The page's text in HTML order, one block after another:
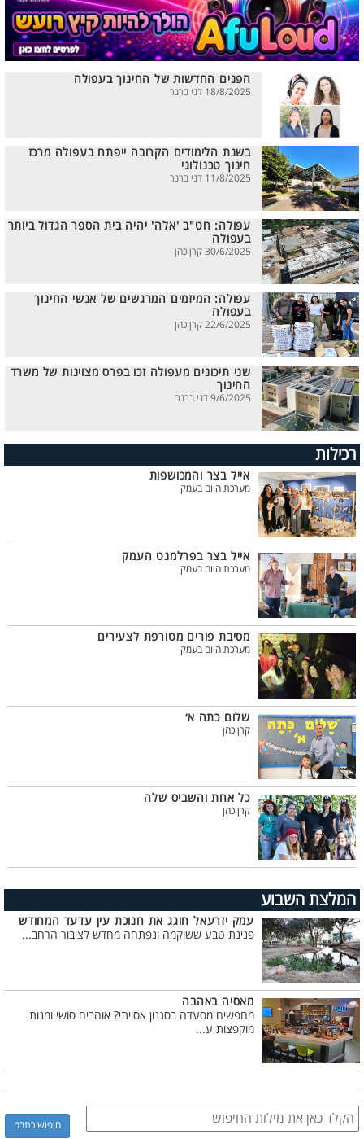
הפנים החדשות של החינוך בעפולה
18/8/2025 דני ברנר
בשנת הלימודים הקרובה ייפתח בעפולה מרכז
חינוך טכנולוגי
11/8/2025 דני ברנר
עפולה: חט"ב 'אלה' יהיה בית הספר הגדול ביותר
בעפולה
30/6/2025 קרן כהן
עפולה: המיזמים המרגשים של אנשי החינוך
בעפולה
22/6/2025 קרן כהן
שני תיכונים מעפולה זכו בפרס מצוינות של משרד
החינוך
9/6/2025 דני ברנר
רכילות
אייל בצר והמכושפות
מערכת היום בעמק
אייל בצר בפרלמנט העמק
מערכת היום בעמק
מסיבת פורים מטורפת לצעירים
מערכת היום בעמק
שלום כתה א׳
קרן כהן
כל אחת והשביס שלה
קרן כהן
המלצת השבוע
עמק יזרעאל חוגג את חנוכת עין עדעד המחודש
פנינת טבע ששוקמה ונפתחה מחדש לציבור הרחב...
מאסיה באהבה
מחפשים מסעדה בסגנון אסייתי? אוהבים סושי ומנות
מוקפצות ע...